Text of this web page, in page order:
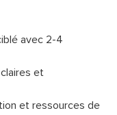
avec 2-4
et
et ressources de